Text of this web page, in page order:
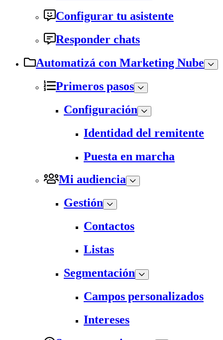
Configurar tu asistente
Responder chats
Automatizá con Marketing Nube
Primeros pasos
Configuración
Identidad del remitente
Puesta en marcha
Mi audiencia
Gestión
Contactos
Listas
Segmentación
Campos personalizados
Intereses